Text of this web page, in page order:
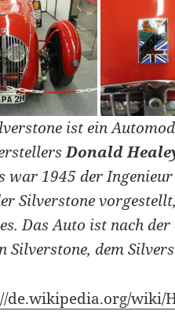
ist ein
Donald
war 1945 der
Silverstone
Das Auto ist nach
Silverstone, dem
de.wikipedia.org/wiki/